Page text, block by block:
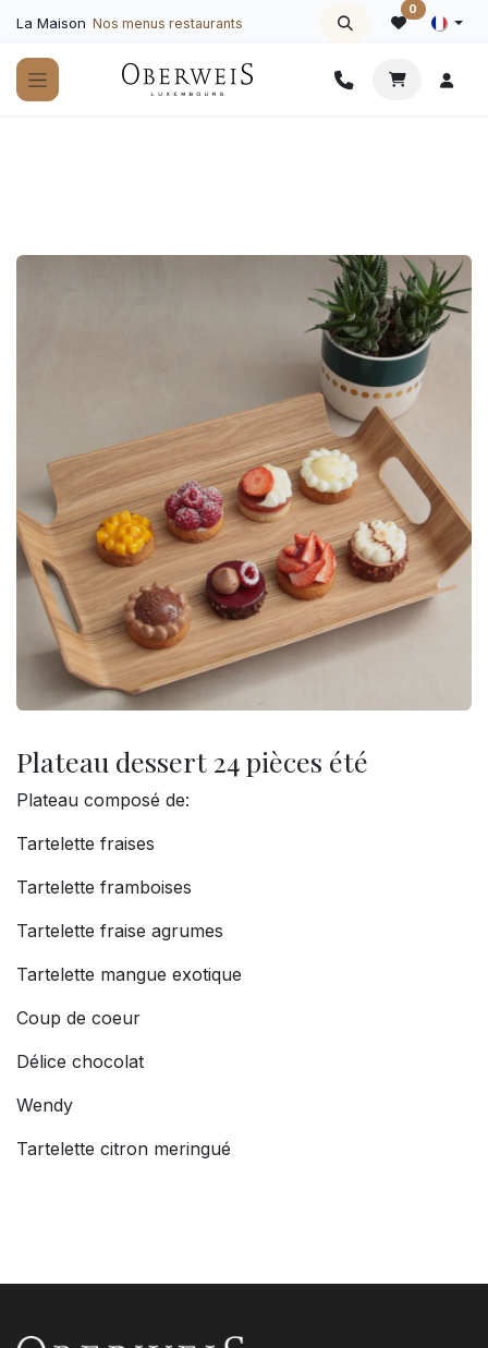
La Maison Nos menus restaurants
0
Plateau dessert 24 pièces été
Plateau composé de:
Tartelette fraises
Tartelette framboises
Tartelette fraise agrumes
Tartelette mangue exotique
Coup de coeur
Délice chocolat
Wendy
Tartelette citron meringué